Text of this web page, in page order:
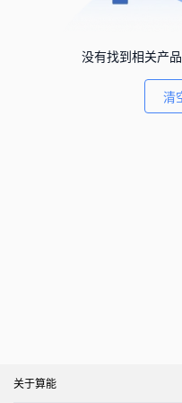
没有找到相关产
清
关于算能